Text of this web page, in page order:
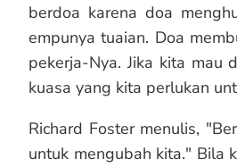
berdoa karena doa
empunya tuaian. Doa
pekerja-Nya. Jika kita mau
kuasa yang kita perlukan
Richard Foster menulis,
untuk mengubah kita." Bila